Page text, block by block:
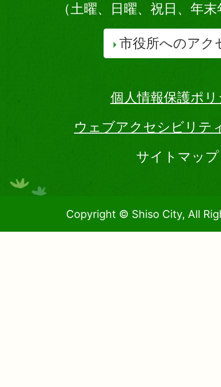
（土曜、日曜、祝日、年
市役所へのアク
個人情報保護ポ
ウェブアクセシビリテ
サイトマップ
Copyright © Shiso City, All